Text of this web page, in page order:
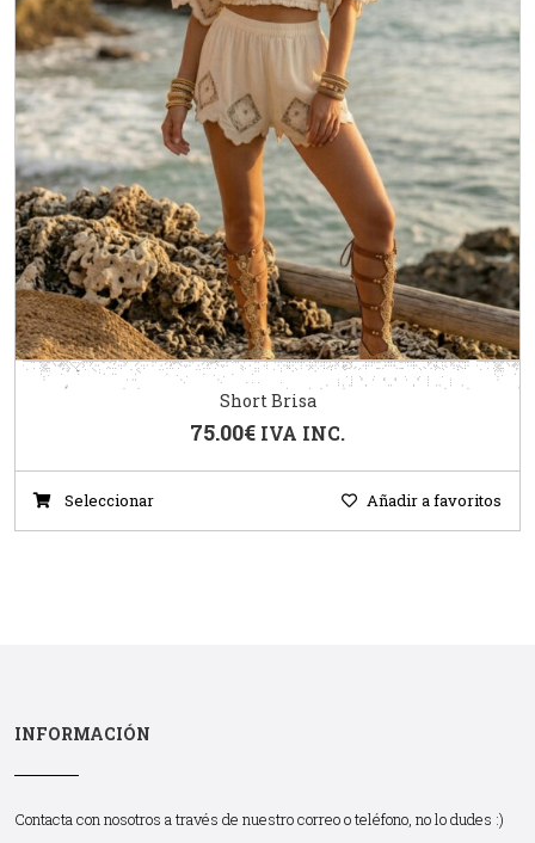
Short Brisa
75.00€ IVA INC.
Seleccionar Añadir a favoritos
INFORMACIÓN
Contacta con nosotros a través de nuestro correo o teléfono, no lo dudes :)